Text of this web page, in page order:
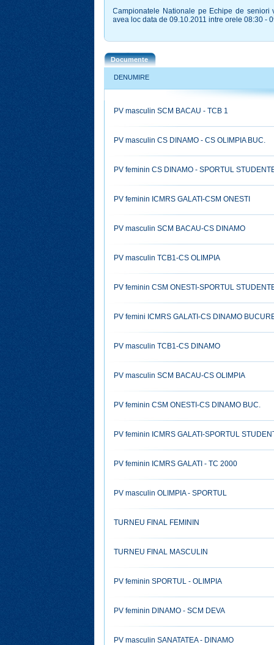
Campionatele Nationale pe Echipe de
avea loc data de 09.10.2011 intre orele 08:30 -
Documente
DENUMIRE
PV masculin SCM BACAU - TCB 1
PV masculin CS DINAMO - CS OLIMPIA BUC.
PV feminin CS DINAMO - SPORTUL
PV feminin ICMRS GALATI-CSM ONESTI
PV masculin SCM BACAU-CS DINAMO
PV masculin TCB1-CS OLIMPIA
PV feminin CSM ONESTI-SPORTUL
PV femini ICMRS GALATI-CS DINAMO
PV masculin TCB1-CS DINAMO
PV masculin SCM BACAU-CS OLIMPIA
PV feminin CSM ONESTI-CS DINAMO BUC.
PV feminin ICMRS GALATI-SPORTUL
PV feminin ICMRS GALATI - TC 2000
PV masculin OLIMPIA - SPORTUL
TURNEU FINAL FEMININ
TURNEU FINAL MASCULIN
PV feminin SPORTUL - OLIMPIA
PV feminin DINAMO - SCM DEVA
PV masculin SANATATEA - DINAMO